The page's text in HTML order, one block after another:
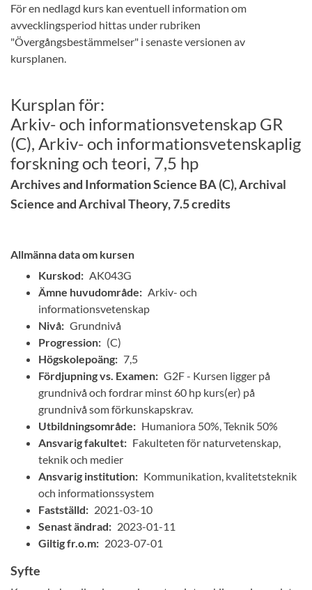
För en nedlagd kurs kan eventuell information om
avvecklingsperiod hittas under rubriken
"Övergångsbestämmelser" i senaste versionen av
kursplanen.
Kursplan för:
Arkiv- och informationsvetenskap GR
(C), Arkiv- och informationsvetenskaplig
forskning och teori, 7,5 hp
Archives and Information Science BA (C), Archival
Science and Archival Theory, 7.5 credits
Allmänna data om kursen
Kurskod: AK043G
Ämne huvudområde: Arkiv- och
informationsvetenskap
Nivå: Grundnivå
Progression: (C)
Högskolepoäng: 7,5
Fördjupning vs. Examen: G2F - Kursen ligger på
grundnivå och fordrar minst 60 hp kurs(er) på
grundnivå som förkunskapskrav.
Utbildningsområde: Humaniora 50%, Teknik 50%
Ansvarig fakultet: Fakulteten för naturvetenskap,
teknik och medier
Ansvarig institution: Kommunikation, kvalitetsteknik
och informationssystem
Fastställd: 2021-03-10
Senast ändrad: 2023-01-11
Giltig fr.o.m: 2023-07-01
Syfte